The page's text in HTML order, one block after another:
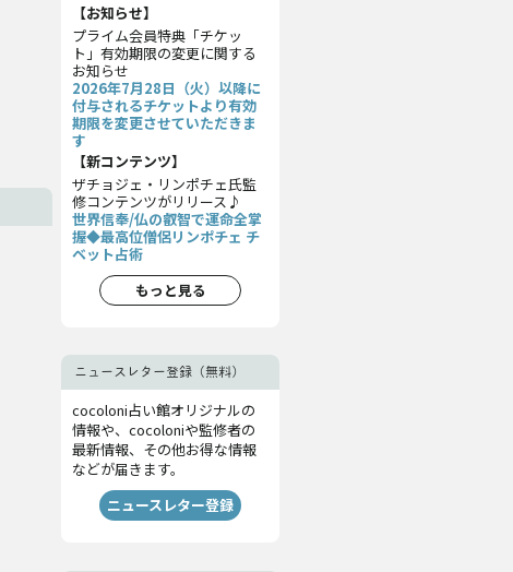
【お知らせ】
プライム会員特典「チケッ
ト」有効期限の変更に関する
お知らせ
2026年7月28日（火）以降に
付与されるチケットより有効
期限を変更させていただきま
す
【新コンテンツ】
ザチョジェ・リンポチェ氏監
修コンテンツがリリース♪
世界信奉/仏の叡智で運命全掌
握◆最高位僧侶リンポチェ チ
ベット占術
もっと見る
ニュースレター登録（無料）
cocoloni占い館オリジナルの
情報や、cocoloniや監修者の
最新情報、その他お得な情報
などが届きます。
ニュースレター登録